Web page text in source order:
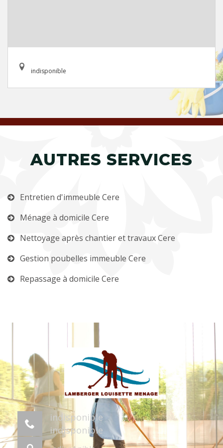
indisponible
AUTRES SERVICES
Entretien d'immeuble Cere
Ménage à domicile Cere
Nettoyage après chantier et travaux Cere
Gestion poubelles immeuble Cere
Repassage à domicile Cere
indisponible
indisponible